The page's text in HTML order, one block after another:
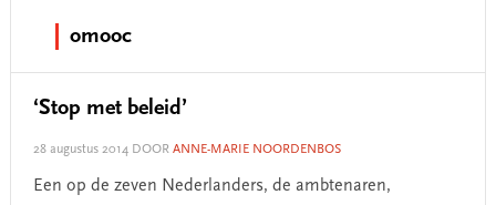
omooc
‘Stop met beleid’
28 augustus 2014DOOR ANNE-MARIE NOORDENBOS
Een op de zeven Nederlanders, de ambtenaren,